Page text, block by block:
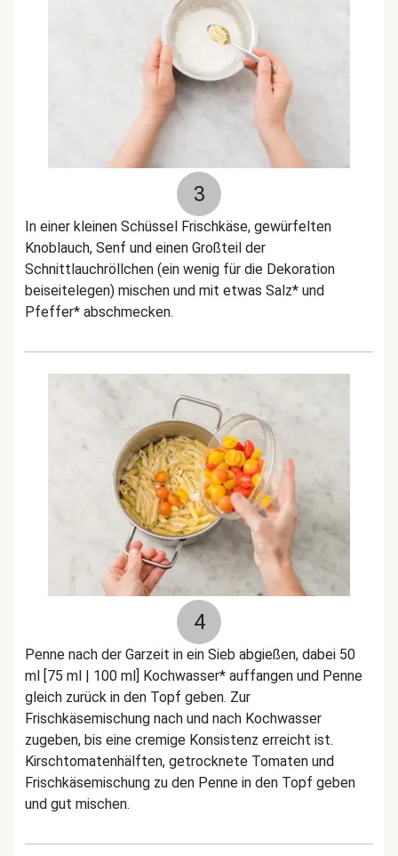
3
In einer kleinen Schüssel Frischkäse, gewürfelten
Knoblauch, Senf und einen Großteil der
Schnittlauchröllchen (ein wenig für die Dekoration
beiseitelegen) mischen und mit etwas Salz* und
Pfeffer* abschmecken.
4
Penne nach der Garzeit in ein Sieb abgießen, dabei 50
ml [75 ml | 100 ml] Kochwasser* auffangen und Penne
gleich zurück in den Topf geben. Zur
Frischkäsemischung nach und nach Kochwasser
zugeben, bis eine cremige Konsistenz erreicht ist.
Kirschtomatenhälften, getrocknete Tomaten und
Frischkäsemischung zu den Penne in den Topf geben
und gut mischen.